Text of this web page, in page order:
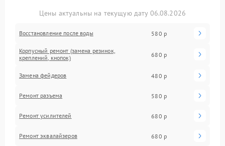
Цены актуальны на текущую дату 06.08.2026
Восстановление после воды 580 р
Корпусный ремонт (замена резинок,
креплений, кнопок)
680 р
Замена фейдеров 480 р
Ремонт разъема 580 р
Ремонт усилителей 680 р
Ремонт эквалайзеров 680 р